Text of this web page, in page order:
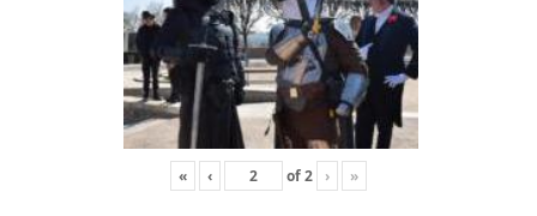
« ‹ of2 › »